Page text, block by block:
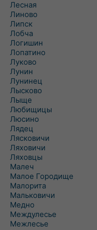
Лесная
Линово
Липск
Лобча
Логишин
Лопатино
Луково
Лунин
Лунинец
Лысково
Лыще
Любищицы
Люсино
Лядец
Лясковичи
Ляховичи
Ляховцы
Малеч
Малое Городище
Малорита
Мальковичи
Медно
Междулесье
Межлесье